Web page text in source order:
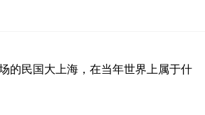
的民国大上海，在当年世界上属于什